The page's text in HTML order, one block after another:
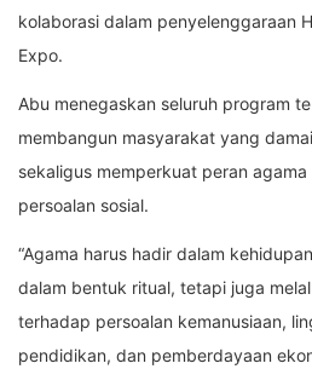
kolaborasi dalam penyelenggaraan
Expo.
Abu menegaskan seluruh program
membangun masyarakat yang
sekaligus memperkuat peran
persoalan sosial.
“Agama harus hadir dalam
dalam bentuk ritual, tetapi juga
terhadap persoalan kemanusiaan,
pendidikan, dan pemberdayaan